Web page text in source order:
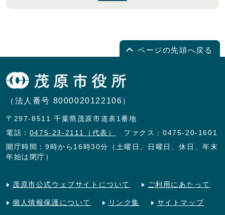
ページの先頭へ戻る
（法人番号 8000020122106）
〒297-8511 千葉県茂原市道表1番地
電話： 0475-23-2111（代表）
ファクス：0475-20-1601
開庁時間：9時から16時30分（土曜日、日曜日、休日、年末
年始は閉庁）
茂原市公式ウェブサイトについて ご利用にあたって
個人情報保護について リンク集 サイトマップ